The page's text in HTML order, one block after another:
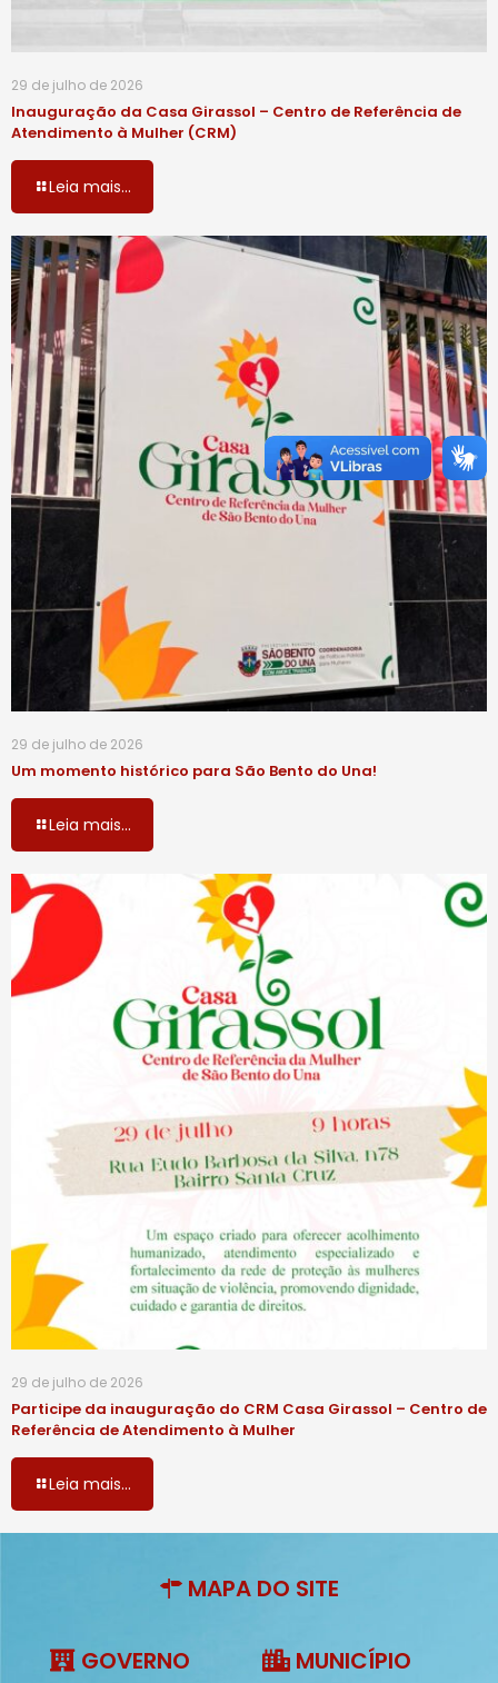
29 de julho de 2026
Inauguração da Casa Girassol – Centro de Referência de
Atendimento à Mulher (CRM)
Leia mais...
29 de julho de 2026
Um momento histórico para São Bento do Una!
Leia mais...
29 de julho de 2026
Participe da inauguração do CRM Casa Girassol – Centro de
Referência de Atendimento à Mulher
Leia mais...
MAPA DO SITE
GOVERNO MUNICÍPIO